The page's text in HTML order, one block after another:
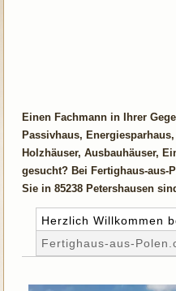
Einen Fachmann in Ihrer
Passivhaus,
Holzhäuser, Ausbauhäuser,
gesucht? Bei Fertighaus-
Sie in 85238 Petershausen
Herzlich Willkommen
Fertighaus-aus-